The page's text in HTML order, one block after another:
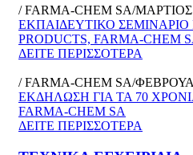
/ FARMA-CHEM SA/ΜΑΡΤΙΟΣ
ΕΚΠΑΙΔΕΥΤΙΚΟ ΣΕΜΙΝΑΡΙΟ
PRODUCTS, FARMA-CHEM
ΔΕΙΤΕ ΠΕΡΙΣΣΟΤΕΡΑ
/ FARMA-CHEM SA/
ΕΚΔΗΛΩΣΗ ΓΙΑ ΤΑ 70
FARMA-CHEM SA
ΔΕΙΤΕ ΠΕΡΙΣΣΟΤΕΡΑ